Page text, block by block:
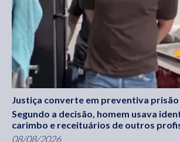
Justiça converte em preventiva
Segundo a decisão, homem usava
carimbo e receituários de outros
08/08/2026